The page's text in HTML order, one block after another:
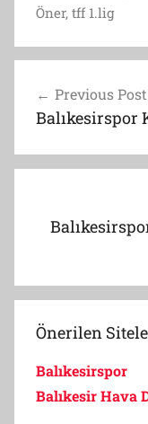
Öner, tff 1.lig
navigation
Previous Post
Balıkesirspor
Önerilen
Balıkesirspor
Balıkesir Hava